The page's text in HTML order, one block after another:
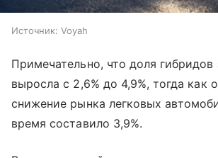
Источник: Voyah
Примечательно, что доля гибридов
выросла с 2,6% до 4,9%, тогда как
снижение рынка легковых
время составило 3,9%.